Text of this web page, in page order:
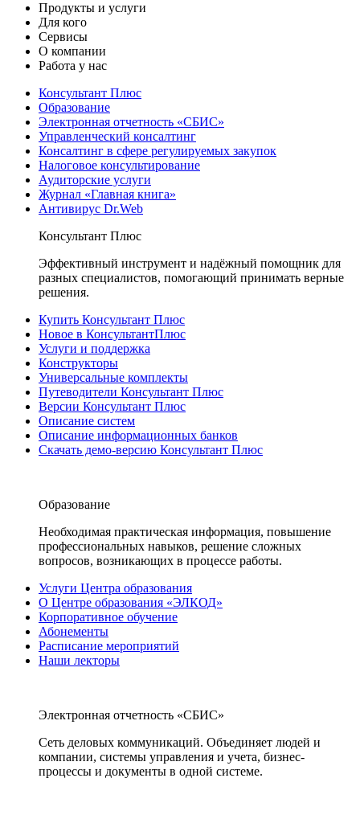
Продукты и услуги
Для кого
Сервисы
О компании
Работа у нас
Консультант Плюс
Образование
Электронная отчетность «СБИС»
Управленческий консалтинг
Консалтинг в сфере регулируемых закупок
Налоговое консультирование
Аудиторские услуги
Журнал «Главная книга»
Антивирус Dr.Web
Консультант Плюс
Эффективный инструмент и надёжный помощник для
разных специалистов, помогающий принимать верные
решения.
Купить Консультант Плюс
Новое в КонсультантПлюс
Услуги и поддержка
Конструкторы
Универсальные комплекты
Путеводители Консультант Плюс
Версии Консультант Плюс
Описание систем
Описание информационных банков
Скачать демо-версию Консультант Плюс
Образование
Необходимая практическая информация, повышение
профессиональных навыков, решение сложных
вопросов, возникающих в процессе работы.
Услуги Центра образования
О Центре образования «ЭЛКОД»
Корпоративное обучение
Абонементы
Расписание мероприятий
Наши лекторы
Электронная отчетность «СБИС»
Сеть деловых коммуникаций. Объединяет людей и
компании, системы управления и учета, бизнес-
процессы и документы в одной системе.